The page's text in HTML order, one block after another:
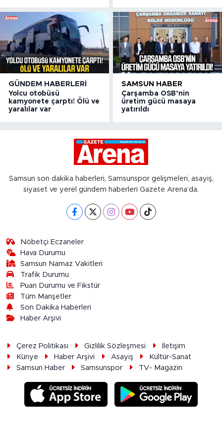
GÜNDEM HABERLERI
Yolcu otobüsü
kamyonete çarptı! Ölü ve
yaralılar var
SAMSUN HABER
Çarşamba OSB’nin
üretim gücü masaya
yatırıldı
Samsun son dakika haberleri, Samsunspor gelişmeleri, asayiş,
siyaset ve yerel gündem haberleri Gazete Arena’da.
Nöbetçi Eczaneler
Hava Durumu
Samsun Namaz Vakitleri
Trafik Durumu
Puan Durumu ve Fikstür
Tüm Manşetler
Son Dakika Haberleri
Haber Arşivi
Çerez Politikası Gizlilik Sözleşmesi
İletişim
Künye
Haber Arşivi Asayiş
Kültür-Sanat
Samsun Haber
Samsunspor TV- Magazin